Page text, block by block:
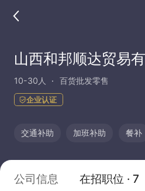
山西和邦顺达贸易
10-30人 百货批发零售
企业认证
交通补助 加班补助 餐补
公司信息 在招职位 · 7